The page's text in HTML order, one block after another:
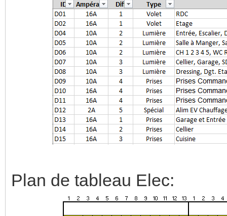
Plan de tableau Elec: